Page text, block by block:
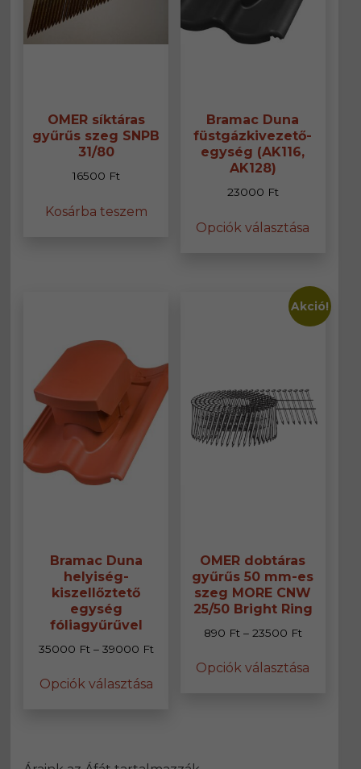
OMER síktáras
gyűrűs szeg SNPB
31/80
16500 Ft
Kosárba teszem
Bramac Duna
füstgázkivezető-
egység (AK116,
AK128)
23000 Ft
Opciók választása
van.
ki
Bramac Duna
helyiség-
kiszellőztető
egység
fóliagyűrűvel
35000 Ft – 39000 FtÁrtartomány:
35000 Ft
Opciók választásaa
Akció!
OMER dobtáras
gyűrűs 50 mm-es
szeg MORE CNW
25/50 Bright Ring
890 Ft – 23500 Ft
-
Opciók választása